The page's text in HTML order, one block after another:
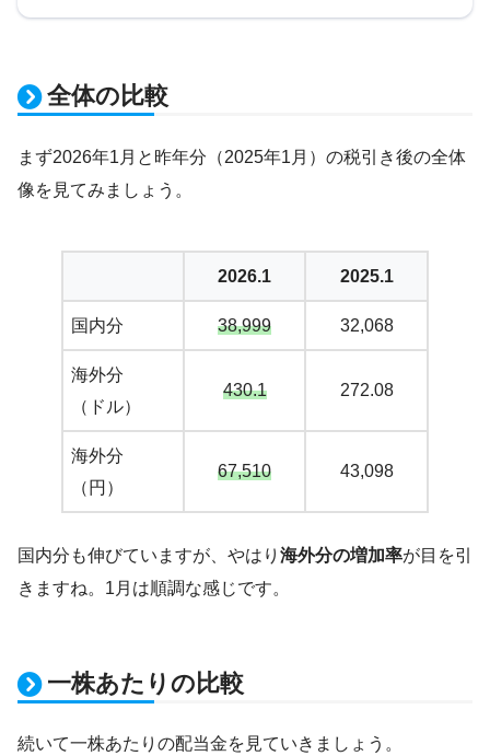
全体の比較
まず2026年1月と昨年分（2025年1月）の税引き後の全体
像を見てみましょう。
2026.1 2025.1
国内分 38,999 32,068
海外分
（ドル）
430.1 272.08
海外分
（円）
67,510 43,098
国内分も伸びていますが、やはり 海外分の増加率が目を引
きますね。1月は順調な感じです。
一株あたりの比較
続いて一株あたりの配当金を見ていきましょう。